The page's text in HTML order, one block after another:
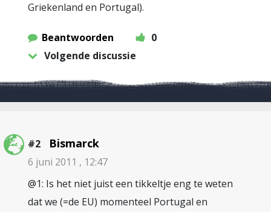
Griekenland en Portugal).
Beantwoorden
0
Volgende discussie
#2 Bismarck
6 juni 2011 , 12:47
@1: Is het niet juist een tikkeltje eng te weten
dat we (=de EU) momenteel Portugal en